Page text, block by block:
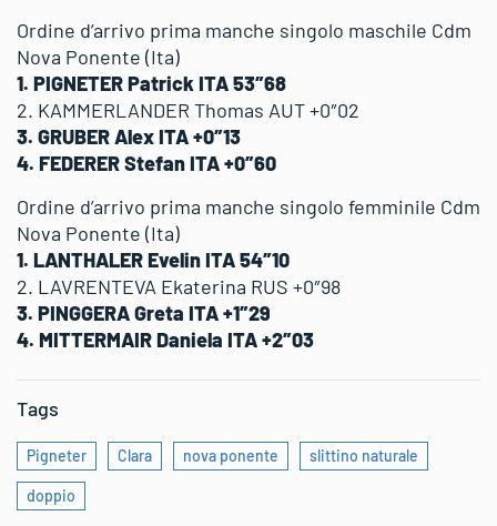
Ordine d’arrivo prima manche singolo maschile Cdm
Nova Ponente (Ita)
1. PIGNETER Patrick ITA 53″68
2. KAMMERLANDER Thomas AUT +0″02
3. GRUBER Alex ITA +0″13
4. FEDERER Stefan ITA +0″60
Ordine d’arrivo prima manche singolo femminile Cdm
Nova Ponente (Ita)
1. LANTHALER Evelin ITA 54″10
2. LAVRENTEVA Ekaterina RUS +0″98
3. PINGGERA Greta ITA +1″29
4. MITTERMAIR Daniela ITA +2″03
Tags
Pigneter Clara nova ponente slittino naturale
doppio